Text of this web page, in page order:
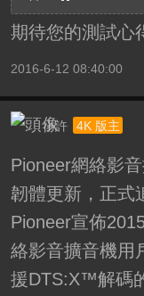
期待您的測試心
2016-6-12 08:40:00
小許 4K 版主
Pioneer網絡影
韌體更新，正
Pioneer宣佈
絡影音擴音機用
援DTS:X™解碼